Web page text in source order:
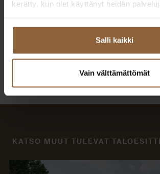
kerätty, kun olet käyttänyt heidän
Salli kaikki
Vain välttämättömät
Talon pohjakuva. Huomioithan, että
KATSO MUUT TULEVAT